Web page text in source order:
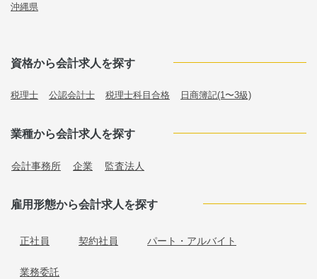
沖縄県
資格から会計求人を探す
税理士 公認会計士 税理士科目合格 日商簿記(1〜3級)
業種から会計求人を探す
会計事務所 企業 監査法人
雇用形態から会計求人を探す
正社員 契約社員 パート・アルバイト
業務委託